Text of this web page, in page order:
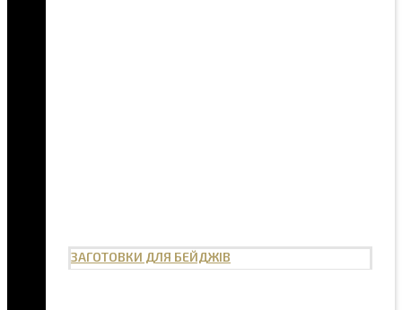
ЗАГОТОВКИ ДЛЯ БЕЙДЖІВ